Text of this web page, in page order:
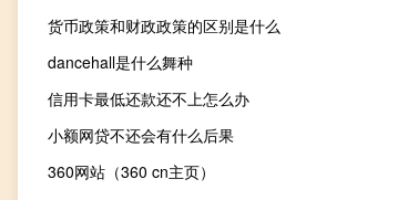
货币政策和财政政策的区别是什么
dancehall是什么舞种
信用卡最低还款还不上怎么办
小额网贷不还会有什么后果
360网站（360 cn主页）